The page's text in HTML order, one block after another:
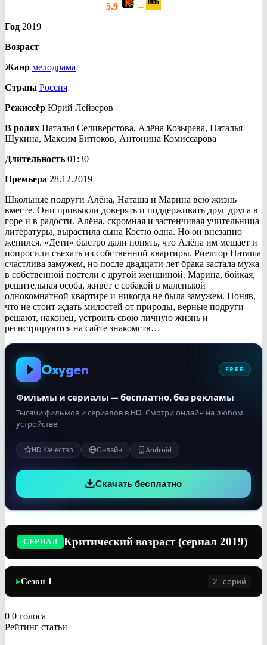
5.9
--
Год 2019
Возраст
Жанр мелодрама
Страна Россия
Режиссёр Юрий Лейзеров
В ролях Наталья Селиверстова, Алёна Козырева, Наталья
Щукина, Максим Битюков, Антонина Комиссарова
Длительность 01:30
Премьера 28.12.2019
Школьные подруги Алёна, Наташа и Марина всю жизнь
вместе. Они привыкли доверять и поддерживать друг друга в
горе и в радости. Алёна, скромная и застенчивая учительница
литературы, вырастила сына Костю одна. Но он внезапно
женился. «Дети» быстро дали понять, что Алёна им мешает и
попросили съехать из собственной квартиры. Риелтор Наташа
счастлива замужем, но после двадцати лет брака застала мужа
в собственной постели с другой женщиной. Марина, бойкая,
решительная особа, живёт с собакой в маленькой
однокомнатной квартире и никогда не была замужем. Поняв,
что не стоит ждать милостей от природы, верные подруги
решают, наконец, устроить свою личную жизнь и
регистрируются на сайте знакомств…
Oxygen FREE
Фильмы и сериалы — бесплатно, без рекламы
Тысячи фильмов и сериалов в HD. Смотри онлайн на любом
устройстве.
HD Качество Онлайн Android
Скачать бесплатно
СЕРИАЛ Критический возраст (сериал 2019)
▶Сезон 1 2 серий
0 0 голоса
Рейтинг статьи